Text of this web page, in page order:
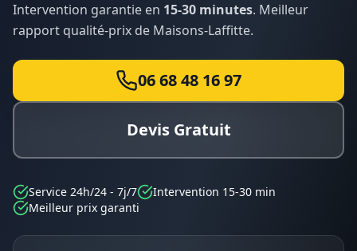
Intervention garantie en 15-30 minutes. Meilleur
rapport qualité-prix de Maisons-Laffitte.
06 68 48 16 97
Devis Gratuit
Service 24h/24 - 7j/7
Intervention 15-30 min
Meilleur prix garanti